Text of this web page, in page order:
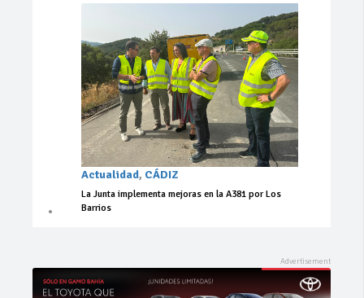
Actualidad, CÁDIZ
La Junta implementa mejoras en la A381 por Los
Barrios